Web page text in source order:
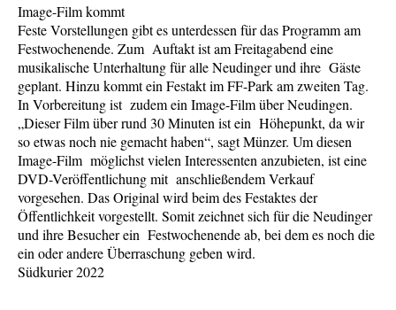
Image-Film kommt
Feste Vorstellungen gibt es unterdessen für das Programm am
Festwochenende. Zum Auftakt ist am Freitagabend eine
musikalische Unterhaltung für alle Neudinger und ihre Gäste
geplant. Hinzu kommt ein Festakt im FF-Park am zweiten Tag.
In Vorbereitung ist zudem ein Image-Film über Neudingen.
„Dieser Film über rund 30 Minuten ist ein Höhepunkt, da wir
so etwas noch nie gemacht haben“, sagt Münzer. Um diesen
Image-Film möglichst vielen Interessenten anzubieten, ist eine
DVD-Veröffentlichung mit anschließendem Verkauf
vorgesehen. Das Original wird beim des Festaktes der
Öffentlichkeit vorgestellt. Somit zeichnet sich für die Neudinger
und ihre Besucher ein Festwochenende ab, bei dem es noch die
ein oder andere Überraschung geben wird.
Südkurier 2022